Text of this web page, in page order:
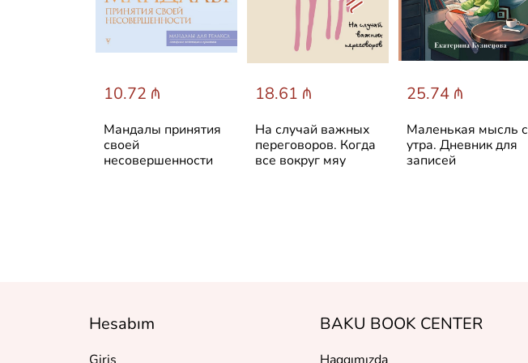
10.72 ₼
Мандалы принятия
своей
несовершенности
18.61 ₼
На случай важных
переговоров. Когда
все вокруг мяу
25.74 ₼
Маленькая мысль с
утра. Дневник для
записей
Hesabım BAKU BOOK CENTER